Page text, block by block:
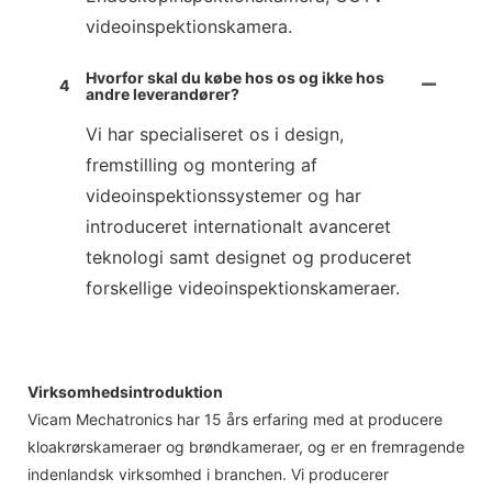
videoinspektionskamera.
4
Hvorfor skal du købe hos os og ikke hos
andre leverandører?
Vi har specialiseret os i design,
fremstilling og montering af
videoinspektionssystemer og har
introduceret internationalt avanceret
teknologi samt designet og produceret
forskellige videoinspektionskameraer.
Virksomhedsintroduktion
Vicam Mechatronics har 15 års erfaring med at producere
kloakrørskameraer og brøndkameraer, og er en fremragende
indenlandsk virksomhed i branchen. Vi producerer